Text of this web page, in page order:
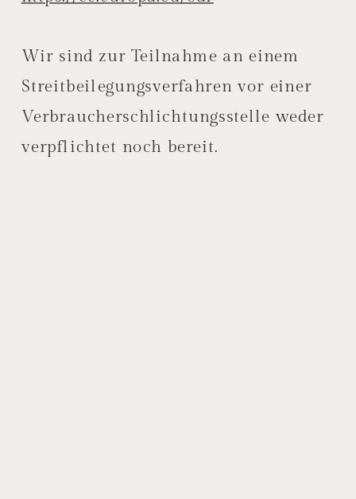
Wir sind zur Teilnahme an einem
Streitbeilegungsverfahren vor einer
Verbraucherschlichtungsstelle weder
verpflichtet noch bereit.